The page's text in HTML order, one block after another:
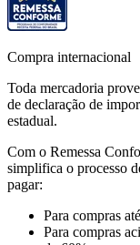
Compra internacional
Toda mercadoria
de declaração de
estadual.
Com o Remessa
simplifica o processo
pagar:
Para compras
Para compras